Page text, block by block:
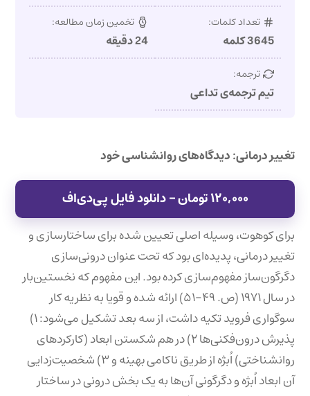
تعداد کلمات:
3645 کلمه
تخمین زمان مطالعه:
24 دقیقه
ترجمه:
تیم ترجمه‌ی تداعی
تغییر درمانی: دیدگاه‌های روانشناسی خود
۱۲۰,۰۰۰ تومان – دانلود فایل پی‌دی‌اف
برای کوهوت، وسیله اصلی تعیین شده برای ساختارسازی و
تغییر درمانی، پدیده‌ای بود که تحت عنوان درونی‌سازی
دگرگون‌ساز مفهوم‌سازی کرده بود. این مفهوم که نخستین‌بار
در سال ۱۹۷۱ (ص. ۴۹-۵۱) ارائه شده و قویا به نظریه کار
سوگواری فروید تکیه داشت، از سه بعد تشکیل می‌شود: ۱)
پذیرش درون‌فکنی‌ها ۲) در هم شکستن ابعاد (کارکردهای
روانشناختی) اُبژه از طریق ناکامی بهینه و ۳) شخصیت‌زدایی
آن ابعاد اُبژه و دگرگونی آن‌ها به یک بخش درونی در ساختار